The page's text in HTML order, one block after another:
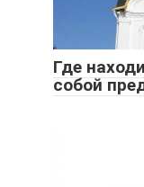
Где
собой